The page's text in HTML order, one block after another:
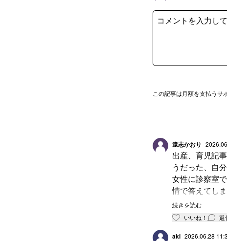
この記事は月額を支払うサ
遠志かおり
出産、育児記
うだった、自
女性に診察室
情で答えてし
先生の動画で
続きを読む
いいね！
返
aki 2026.06.28